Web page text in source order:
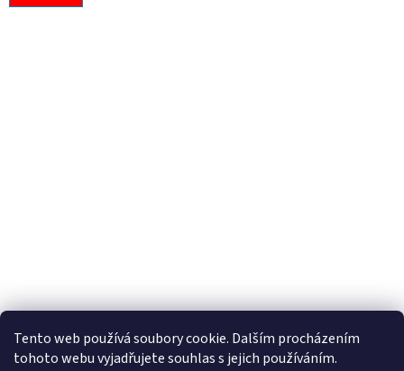
Tento web používá soubory cookie. Dalším procházením
tohoto webu vyjadřujete souhlas s jejich používáním.